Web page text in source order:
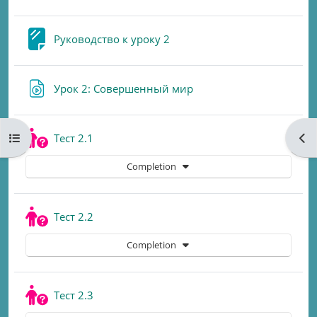
Open course index
Руководство к уроку 2
Урок 2: Совершенный мирURL
Тест 2.1
Completion
Тест 2.2
Completion
Тест 2.3